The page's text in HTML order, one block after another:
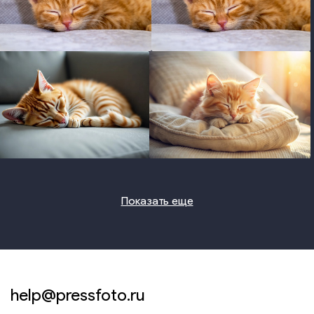
photo photo
photo photo
Показать еще
help@pressfoto.ru